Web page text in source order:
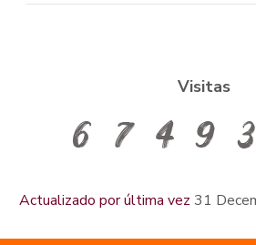
Visitas
Actualizado por última vez 31